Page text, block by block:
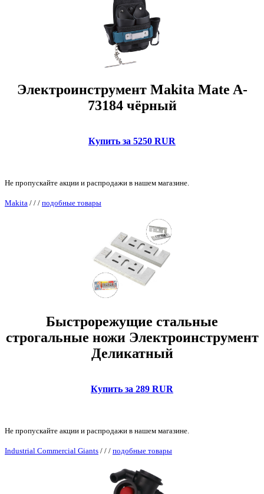
Электроинструмент Makita Mate A-
73184 чёрный
Купить за 5250 RUR
Не пропускайте акции и распродажи в нашем магазине.
Makita / / / подобные товары
Быстрорежущие стальные
строгальные ножи Электроинструмент
Деликатный
Купить за 289 RUR
Не пропускайте акции и распродажи в нашем магазине.
Industrial Commercial Giants / / / подобные товары